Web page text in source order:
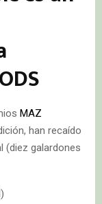
MAZ
han recaído
(diez galardones